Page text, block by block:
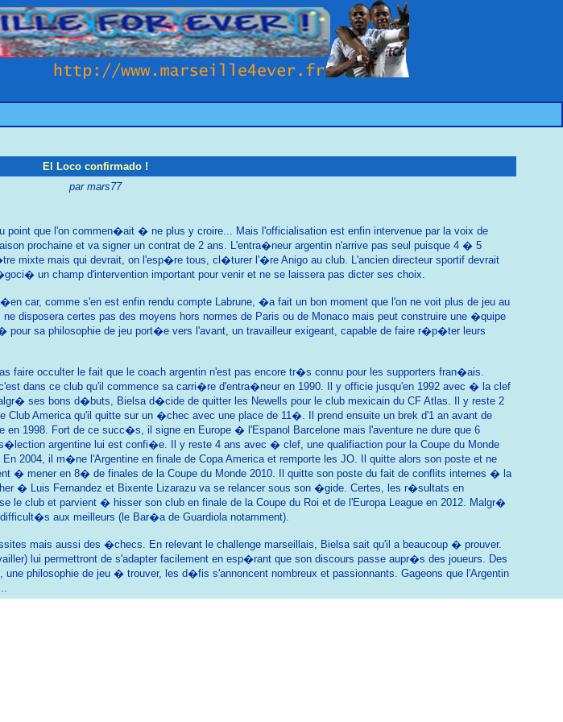
El Loco confirmado !
par mars77
que l'on commen�ait � ne plus y croire... Mais l'officialisation est enfin intervenue par la voix de
prochaine et va signer un contrat de 2 ans. L'entra�neur argentin n'arrive pas seul puisque 4 � 5
mixte mais qui devrait, on l'esp�re tous, cl�turer l'�re Anigo au club. L'ancien directeur sportif devrait
un champ d'intervention important pour venir et ne se laissera pas dicter ses choix.
car, comme s'en est enfin rendu compte Labrune, �a fait un bon moment que l'on ne voit plus de jeu au
disposera certes pas des moyens hors normes de Paris ou de Monaco mais peut construire une �quipe
sa philosophie de jeu port�e vers l'avant, un travailleur exigeant, capable de faire r�p�ter leurs
occulter le fait que le coach argentin n'est pas encore tr�s connu pour les supporters fran�ais.
dans ce club qu'il commence sa carri�re d'entra�neur en 1990. Il y officie jusqu'en 1992 avec � la clef
ses bons d�buts, Bielsa d�cide de quitter les Newells pour le club mexicain du CF Atlas. Il y reste 2
America qu'il quitte sur un �chec avec une place de 11�. Il prend ensuite un brek d'1 an avant de
1998. Fort de ce succ�s, il signe en Europe � l'Espanol Barcelone mais l'aventure ne dure que 6
argentine lui est confi�e. Il y reste 4 ans avec � clef, une qualifiaction pour la Coupe du Monde
2004, il m�ne l'Argentine en finale de Copa America et remporte les JO. Il quitte alors son poste et ne
� mener en 8� de finales de la Coupe du Monde 2010. Il quitte son poste du fait de conflits internes � la
� Luis Fernandez et Bixente Lizarazu va se relancer sous son �gide. Certes, les r�sultats en
le club et parvient � hisser son club en finale de la Coupe du Roi et de l'Europa League en 2012. Malgr�
aux meilleurs (le Bar�a de Guardiola notamment).
mais aussi des �checs. En relevant le challenge marseillais, Bielsa sait qu'il a beaucoup � prouver.
lui permettront de s'adapter facilement en esp�rant que son discours passe aupr�s des joueurs. Des
philosophie de jeu � trouver, les d�fis s'annoncent nombreux et passionnants. Gageons que l'Argentin